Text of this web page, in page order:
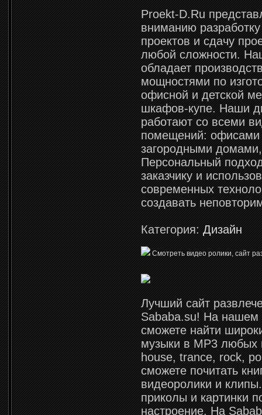
Proekt-D.Ru
вниманию
проектов и сдачу
любой сложности.
обладает
мощностями по
офисной и детской
шкафов-купе. Наши
работают со всеми
помещений: офисами
загородными
Персональный
заказчику и
современных
создавать
Категория:Дизайн
Смотреть видео ролики, сайт
Лучший сайт
Sababa.su! На нашем
сможете найти
музыки в MP3 любых
house, trance, rock,
сможете почитать
видеоролики и
приколы и картинки
настроение. На